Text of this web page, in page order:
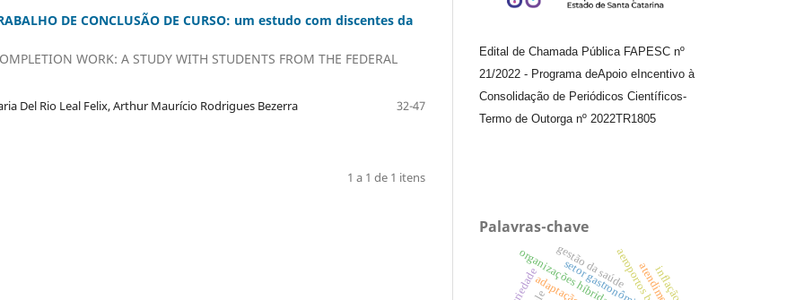
DE CONCLUSÃO DE CURSO: um estudo com discentes da
WORK: A STUDY WITH STUDENTS FROM THE FEDERAL
Del Rio Leal Felix, Arthur Maurício Rodrigues Bezerra 32-47
1 a 1 de 1 itens
Edital de Chamada Pública FAPESC nº
21/2022 - Programa deApoio e Incentivo à
Consolidação de Periódicos Científicos-
Termo de Outorga nº 2022TR1805
Palavras-chave
organizações híbridas.
setor gastronômico
adaptação
gestão da saúde inflação